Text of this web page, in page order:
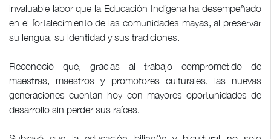
invaluable labor que la Educación Indígena ha desempeñado
en el fortalecimiento de las comunidades mayas, al preservar
su lengua, su identidad y sus tradiciones.
Reconoció que, gracias al trabajo comprometido de
maestras, maestros y promotores culturales, las nuevas
generaciones cuentan hoy con mayores oportunidades de
desarrollo sin perder sus raíces.